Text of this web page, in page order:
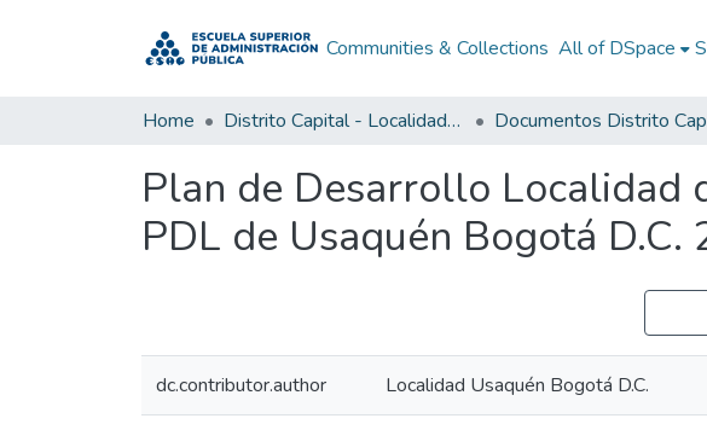
Communities & Collections All of DSpace
Home Distrito Capital - Localidades
Plan de Desarrollo Localidad
PDL de Usaquén Bogotá
dc.contributor.author Localidad Usaquén Bogotá D.C.